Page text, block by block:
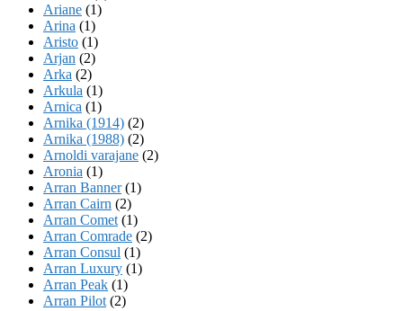
Ariane (1)
Arina (1)
Aristo (1)
Arjan (2)
Arka (2)
Arkula (1)
Arnica (1)
Arnika (1914) (2)
Arnika (1988) (2)
Arnoldi varajane (2)
Aronia (1)
Arran Banner(1)
Arran Cairn (2)
Arran Comet (1)
Arran Comrade (2)
Arran Consul (1)
Arran Luxury (1)
Arran Peak (1)
Arran Pilot (2)